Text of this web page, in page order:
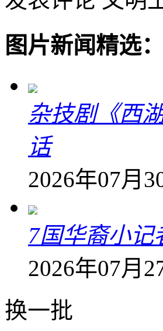
图片新闻精选：
杂技剧《西
话
2026年07月
7国华裔小
2026年07月
换一批